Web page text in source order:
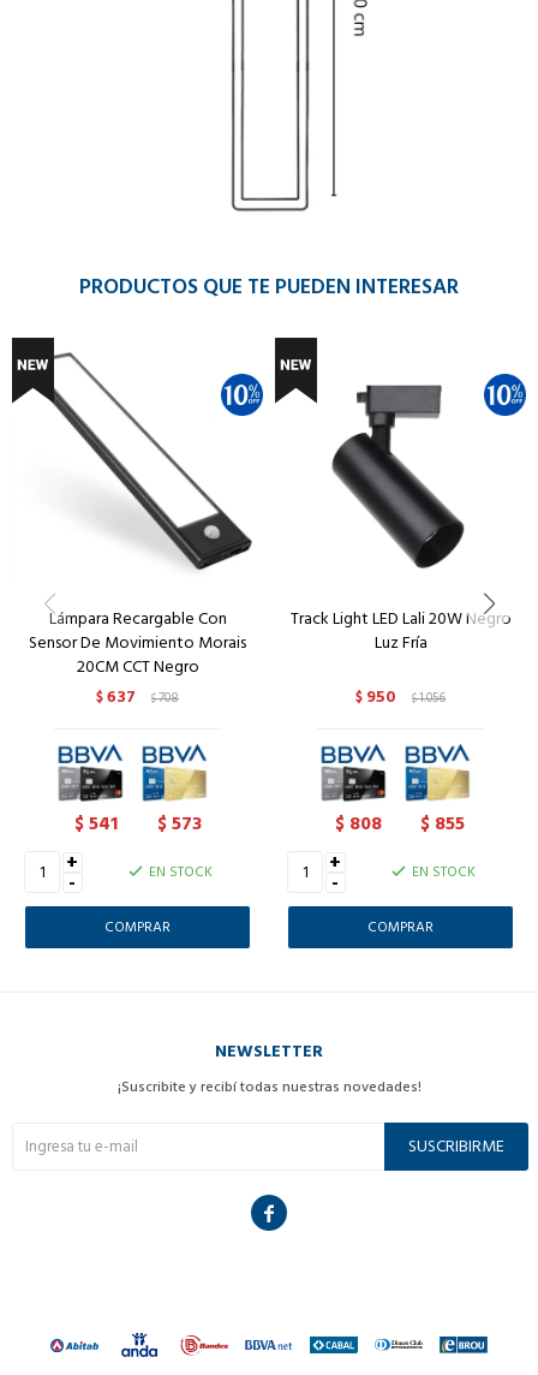
PRODUCTOS QUE TE PUEDEN INTERESAR
Lámpara Recargable Con
Sensor De Movimiento Morais
20CM CCT Negro
$637 $708
$541 $573
+
- EN STOCK
Track Light LED Lali 20W Negro
Luz Fría
$ 950 $1.056
$ 808 $ 855
+
- EN STOCK
NEWSLETTER
¡Suscribite y recibí todas nuestras novedades!
SUSCRIBIRME
